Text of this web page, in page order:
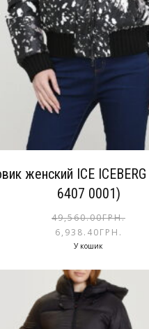
женский ICE
6407 0001)
49,560.00ГРН.
6,938.40ГРН.
У кошик